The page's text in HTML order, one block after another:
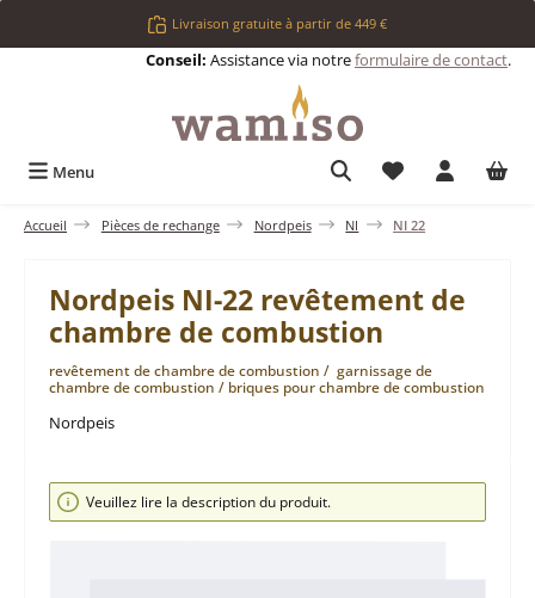
Passer au contenu principalLivraison gratuite à partir de 449 €
Conseil: Assistance via notreformulaire de contact.
Menu Vous avez 0
Accueil Pièces de rechange Nordpeis NI NI 22
Nordpeis NI-22 revêtement de
chambre de combustion
revêtement de chambre de combustion / garnissage de
chambre de combustion / briques pour chambre de combustion
Nordpeis
Ignorer la galerie d'images
Veuillez lire la description du produit.